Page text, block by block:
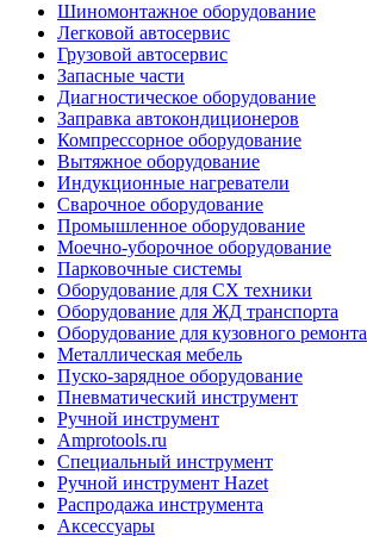
Шиномонтажное оборудование
Легковой автосервис
Грузовой автосервис
Запасные части
Диагностическое оборудование
Заправка автокондиционеров
Компрессорное оборудование
Вытяжное оборудование
Индукционные нагреватели
Сварочное оборудование
Промышленное оборудование
Моечно-уборочное оборудование
Парковочные системы
Оборудование для СХ техники
Оборудование для ЖД транспорта
Оборудование для кузовного ремонта
Металлическая мебель
Пуско-зарядное оборудование
Пневматический инструмент
Ручной инструмент
Amprotools.ru
Специальный инструмент
Ручной инструмент Hazet
Распродажа инструмента
Аксессуары